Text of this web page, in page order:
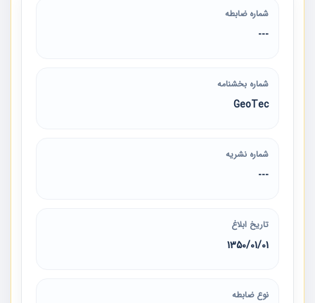
شماره ضابطه
---
شماره بخشنامه
GeoTec
شماره نشریه
---
تاریخ ابلاغ
1350/01/01
نوع ضابطه